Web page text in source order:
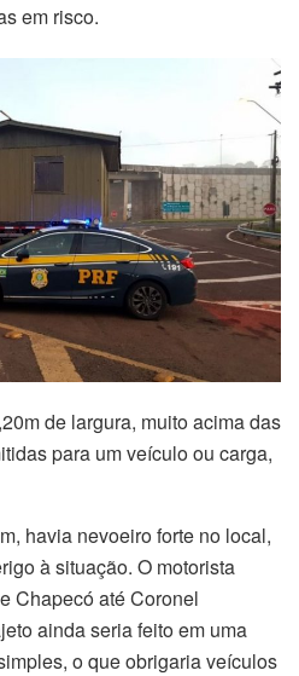
em risco.
de largura, muito acima das
para um veículo ou carga,
havia nevoeiro forte no local,
à situação. O motorista
Chapecó até Coronel
ainda seria feito em uma
o que obrigaria veículos